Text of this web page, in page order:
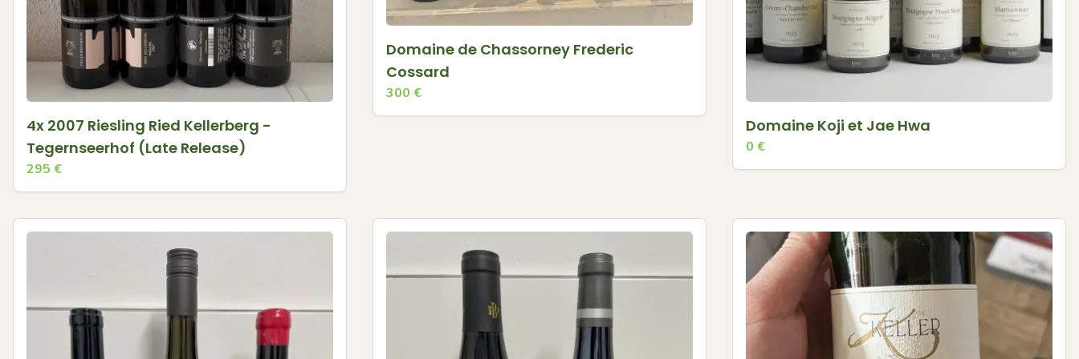
4x 2007 Riesling Ried Kellerberg -
Tegernseerhof (Late Release)
295 €
Domaine de Chassorney Frederic
Cossard
300 €
Domaine Koji et Jae Hwa
0 €